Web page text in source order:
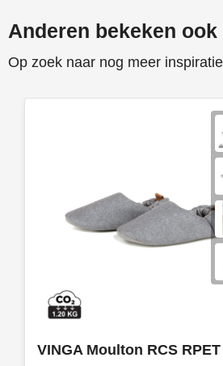
Anderen bekeken ook
Op zoek naar nog meer